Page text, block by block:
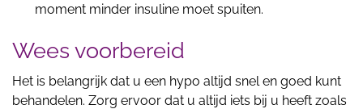
moment minder insuline moet spuiten.
Wees voorbereid
Het is belangrijk dat u een hypo altijd snel en goed kunt
behandelen. Zorg ervoor dat u altijd iets bij u heeft zoals